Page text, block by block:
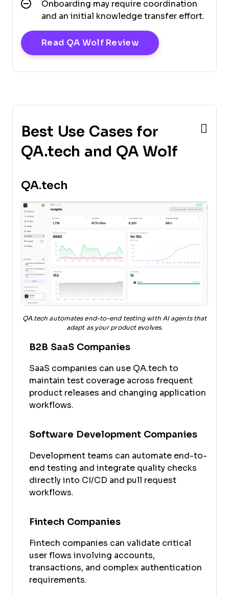
Onboarding may require coordination
and an initial knowledge transfer effort.
Read QA Wolf ReviewOpens New Window
Best Use Cases for
QA.tech and QA Wolf
QA.tech
QA.tech automates end-to-end testing with AI agents that
adapt as your product evolves.
B2B SaaS Companies
SaaS companies can use QA.tech to
maintain test coverage across frequent
product releases and changing application
workflows.
Software Development Companies
Development teams can automate end-to-
end testing and integrate quality checks
directly into CI/CD and pull request
workflows.
Fintech Companies
Fintech companies can validate critical
user flows involving accounts,
transactions, and complex authentication
requirements.